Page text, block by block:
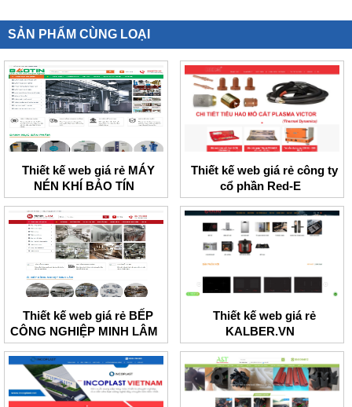
SẢN PHẨM CÙNG LOẠI
Thiết kế web giá rẻ MÁY
NÉN KHÍ BẢO TÍN
Thiết kế web giá rẻ công ty
cổ phần Red-E
Thiết kế web giá rẻ BẾP
CÔNG NGHIỆP MINH LÂM
Thiết kế web giá rẻ
KALBER.VN